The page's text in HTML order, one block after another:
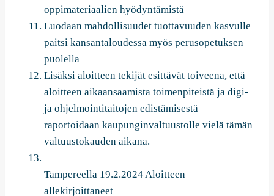
oppimateriaalien hyödyntämistä
Luodaan mahdollisuudet tuottavuuden kasvulle
paitsi kansantaloudessa myös perusopetuksen
puolella
Lisäksi aloitteen tekijät esittävät toiveena, että
aloitteen aikaansaamista toimenpiteistä ja digi-
ja ohjelmointitaitojen edistämisestä
raportoidaan kaupunginvaltuustolle vielä tämän
valtuustokauden aikana.
Tampereella 19.2.2024 Aloitteen
allekirjoittaneet